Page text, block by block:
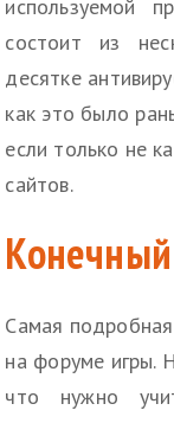
используемой
состоит из
десятке
как это было
если только не
сайтов.
Самая
на форуме игры.
что нужно